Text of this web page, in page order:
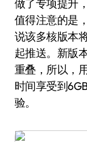
做了专项提升
值得注意的是
说该多核版本
起推送。新版
重叠，所以，
时间享受到
验。